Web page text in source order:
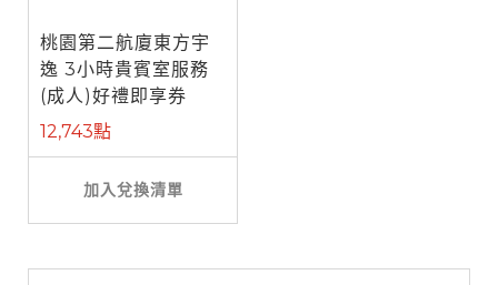
桃園第二航廈東方宇
逸 3小時貴賓室服務
(成人)好禮即享券
12,743點
加入兌換清單